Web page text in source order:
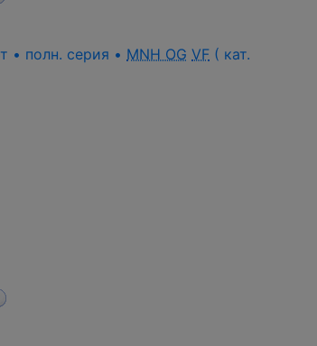
• полн. серия • MNH OG VF ( кат.